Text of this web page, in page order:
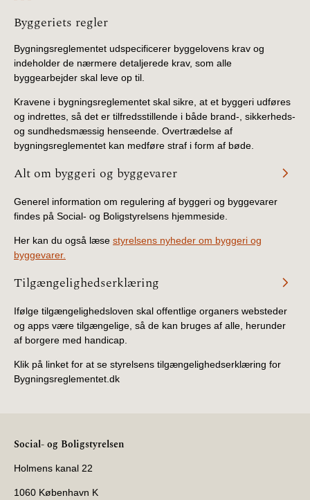
Information
Byggeriets regler
Bygningsreglementet udspecificerer byggelovens krav og
indeholder de nærmere detaljerede krav, som alle
byggearbejder skal leve op til.
Kravene i bygningsreglementet skal sikre, at et byggeri udføres
og indrettes, så det er tilfredsstillende i både brand-, sikkerheds-
og sundhedsmæssig henseende. Overtrædelse af
bygningsreglementet kan medføre straf i form af bøde.
Alt om byggeri og byggevarer
Generel information om regulering af byggeri og byggevarer
findes på Social- og Boligstyrelsens hjemmeside.
Her kan du også læse styrelsens nyheder om byggeri og
byggevarer.
Tilgængelighedserklæring
Ifølge tilgængelighedsloven skal offentlige organers websteder
og apps være tilgængelige, så de kan bruges af alle, herunder
af borgere med handicap.
Klik på linket for at se styrelsens tilgængelighedserklæring for
Bygningsreglementet.dk
Social- og Boligstyrelsen
Holmens kanal 22
1060 København K